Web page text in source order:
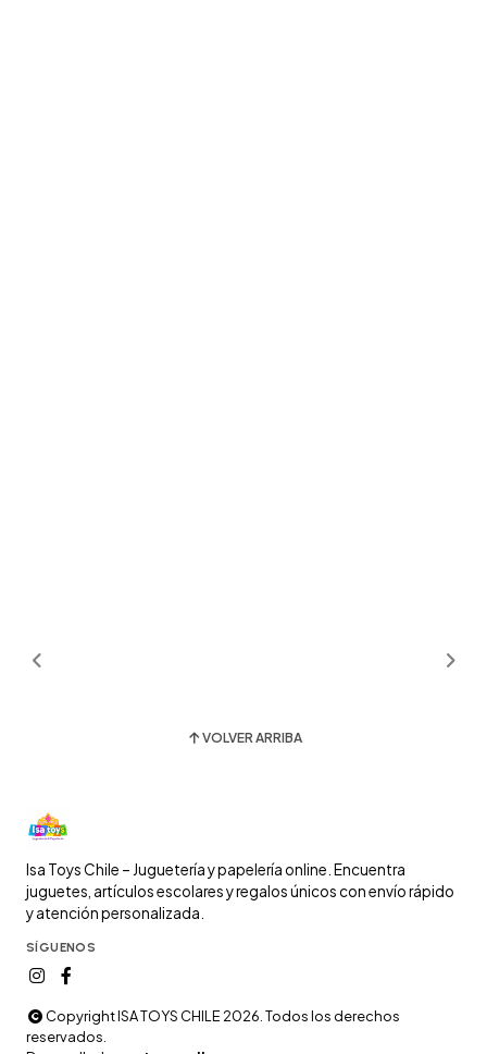
VOLVER ARRIBA
Isa Toys Chile – Juguetería y papelería online. Encuentra
juguetes, artículos escolares y regalos únicos con envío rápido
y atención personalizada.
SÍGUENOS
Copyright ISA TOYS CHILE 2026. Todos los derechos
reservados.